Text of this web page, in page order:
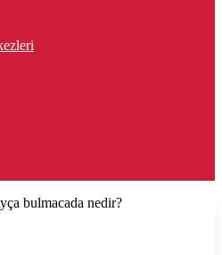
bulmacada nedir?